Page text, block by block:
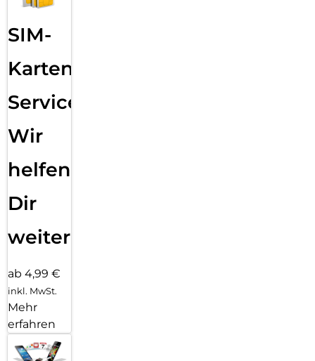
SIM-
Karten
Service:
Wir
helfen
Dir
weiter
ab 4,99 €
inkl. MwSt.
Mehr
erfahren